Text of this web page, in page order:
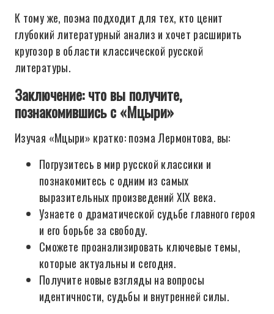
К тому же, поэма подходит для тех, кто ценит
глубокий литературный анализ и хочет расширить
кругозор в области классической русской
литературы.
Заключение: что вы получите,
познакомившись с «Мцыри»
Изучая «Мцыри» кратко: поэма Лермонтова, вы:
Погрузитесь в мир русской классики и
познакомитесь с одним из самых
выразительных произведений XIX века.
Узнаете о драматической судьбе главного героя
и его борьбе за свободу.
Сможете проанализировать ключевые темы,
которые актуальны и сегодня.
Получите новые взгляды на вопросы
идентичности, судьбы и внутренней силы.